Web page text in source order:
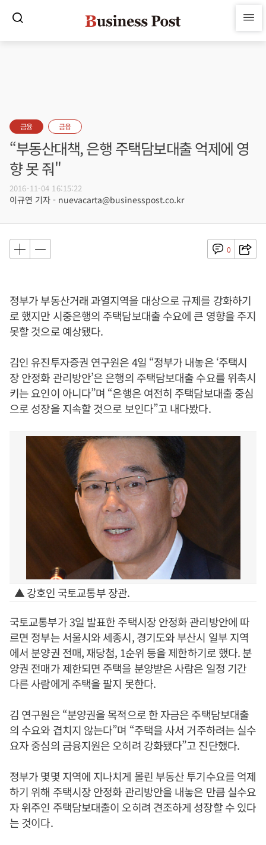
금융 금융
“부동산대책, 은행 주택담보대출 억제에 영
향 못 줘"
2016-11-04 16:15:22
이규연 기자 - nuevacarta@businesspost.co.kr
0
정부가 부동산거래 과열지역을 대상으로 규제를 강화하기
로 했지만 시중은행의 주택담보대출 수요에 큰 영향을 주지
못할 것으로 예상됐다.
김인 유진투자증권 연구원은 4일 “정부가 내놓은 ‘주택시
장 안정화 관리방안’은 은행의 주택담보대출 수요를 위축시
키는 요인이 아니다”며 “은행은 여전히 주택담보대출 중심
으로 성장을 지속할 것으로 보인다”고 내다봤다.
▲ 강호인 국토교통부 장관.
국토교통부가 3일 발표한 주택시장 안정화 관리방안에 따
르면 정부는 서울시와 세종시, 경기도와 부산시 일부 지역
에서 분양권 전매, 재당첨, 1순위 등을 제한하기로 했다. 분
양권 전매가 제한되면 주택을 분양받은 사람은 일정 기간
다른 사람에게 주택을 팔지 못한다.
김 연구원은 “분양권을 목적으로 한 자금은 주택담보대출
의 수요와 겹치지 않는다”며 “주택을 사서 거주하려는 실수
요자 중심의 금융지원은 오히려 강화됐다”고 진단했다.
정부가 몇몇 지역에 지나치게 몰린 부동산 투기수요를 억제
하기 위해 주택시장 안정화 관리방안을 내놓은 만큼 실수요
자 위주인 주택담보대출이 오히려 견조하게 성장할 수 있다
는 것이다.